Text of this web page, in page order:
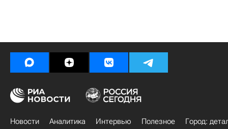
Новости Аналитика Интервью Полезное
Город: